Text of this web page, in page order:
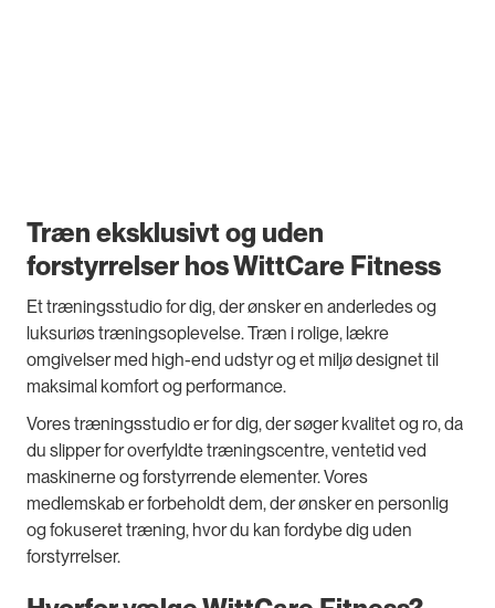
Træn eksklusivt og uden
forstyrrelser hos WittCare Fitness
Et træningsstudio for dig, der ønsker en anderledes og
luksuriøs træningsoplevelse. Træn i rolige, lækre
omgivelser med high-end udstyr og et miljø designet til
maksimal komfort og performance.
Vores træningsstudio er for dig, der søger kvalitet og ro, da
du slipper for overfyldte træningscentre, ventetid ved
maskinerne og forstyrrende elementer. Vores
medlemskab er forbeholdt dem, der ønsker en personlig
og fokuseret træning, hvor du kan fordybe dig uden
forstyrrelser.